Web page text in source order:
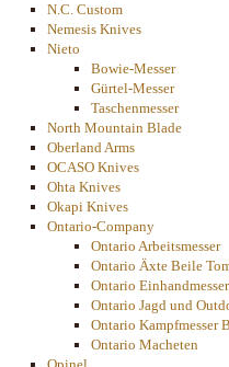
N.C. Custom
Nemesis Knives
Nieto
Bowie-Messer
Gürtel-Messer
Taschenmesser
North Mountain Blade
Oberland Arms
OCASO Knives
Ohta Knives
Okapi Knives
Ontario-Company
Ontario Arbeitsmesser
Ontario Äxte Beile
Ontario Einhandmesser
Ontario Jagd und
Ontario Kampfmesser
Ontario Macheten